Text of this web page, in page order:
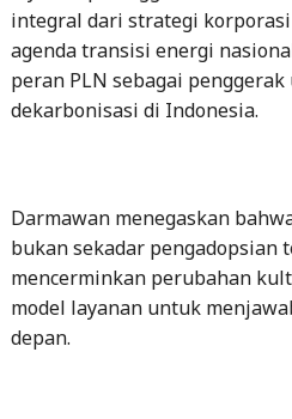
integral dari strategi
agenda transisi energi
peran PLN sebagai
dekarbonisasi di Indonesia.
Darmawan menegaskan
bukan sekadar pengadopsian
mencerminkan perubahan
model layanan untuk
depan.